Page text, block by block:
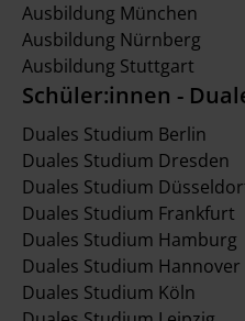
Ausbildung München
Ausbildung Nürnberg
Ausbildung Stuttgart
Schüler:innen -
Duales Studium Berlin
Duales Studium Dresden
Duales Studium
Duales Studium Frankfurt
Duales Studium Hamburg
Duales Studium Hannover
Duales Studium Köln